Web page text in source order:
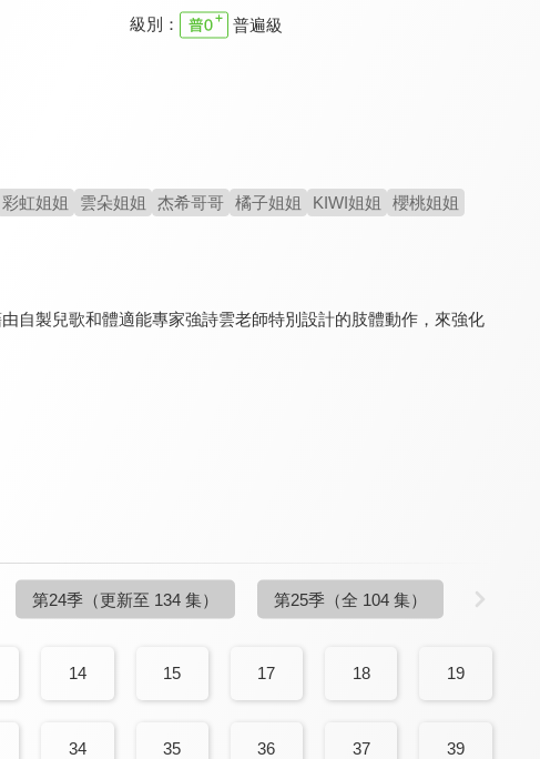
級別： 普遍級
彩虹姐姐 雲朵姐姐 杰希哥哥 橘子姐姐 KIWI姐姐
櫻桃姐姐
自製兒歌和體適能專家強詩雲老師特別設計的肢體動作，來強化
第24季 （更新至 134 集） 第25季 （全 104 集）
14 15 17 18 19
34 35 36 37 39